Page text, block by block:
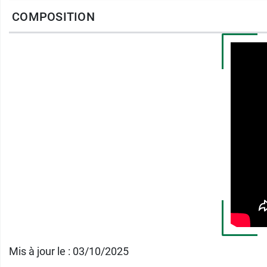
Retrouvez leSérum NCEF Shot Filorgapour
COMPOSITION
Mis à jour le : 03/10/2025